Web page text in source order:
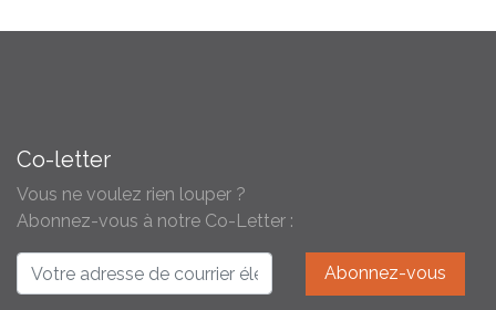
Co-letter
Vous ne voulez rien louper ?
Abonnez-vous à notre Co-Letter :